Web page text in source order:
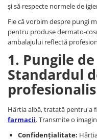
și să respecte normele de
Fie că vorbim despre pungi
pentru produse dermato-
ambalajului reflectă
1. Pungile
Standardul
Hârtia albă, tratată pentru a
farmacii. Transmite o
Confidențialitate: